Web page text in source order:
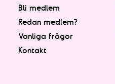
Bli medlem
Redan medlem?
Vanliga frågor
Kontakt